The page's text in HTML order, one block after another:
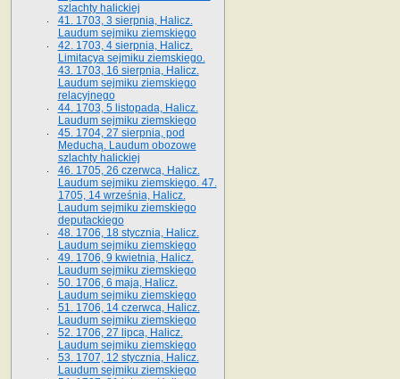
szlachty halickiej
41­. 1703, 3 sierpnia, Halicz.
Laudum sejmiku ziemskiego
42. 1703, 4 sierpnia, Halicz.
Limitacya sejmiku ziemskiego.
43. 1703, 16 sierpnia, Halicz.
Laudum sejmiku ziemskiego
relacyjnego
44. 1703, 5 listopada, Halicz.
Laudum sejmiku ziemskiego
45. 1704, 27 sierpnia, pod
Meduchą. Laudum obozowe
szlachty halickiej
46. 1705, 26 czerwca, Halicz.
Laudum sejmiku ziemskiego. 47.
1705, 14 września, Halicz.
Laudum sejmiku ziemskiego
deputackiego
48. 1706, 18 stycznia, Halicz.
Laudum sejmiku ziemskiego
49. 1706, 9 kwietnia, Halicz.
Laudum sejmiku ziemskiego
50. 1706, 6 maja, Halicz.
Laudum sejmiku ziemskiego
51. 1706, 14 czerwca, Halicz.
Laudum sejmiku ziemskiego
52. 1706, 27 lipca, Halicz.
Laudum sejmiku ziemskiego
53. 1707, 12 stycznia, Halicz.
Laudum sejmiku ziemskiego